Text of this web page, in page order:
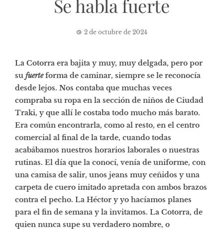
Se habla fuerte
2 de octubre de 2024
La Cotorra era bajita y muy, muy delgada, pero por
su fuerteforma de caminar, siempre se le reconocía
desde lejos. Nos contaba que muchas veces
compraba su ropa en la sección de niños de Ciudad
Traki, y que allí le costaba todo mucho más barato.
Era común encontrarla, como al resto, en el centro
comercial al final de la tarde, cuando todas
acabábamos nuestros horarios laborales o nuestras
rutinas. El día que la conocí, venía de uniforme, con
una camisa de salir, unos jeans muy ceñidos y una
carpeta de cuero imitado apretada con ambos brazos
contra el pecho. La Héctor y yo hacíamos planes
para el fin de semana y la invitamos. La Cotorra, de
quien nunca supe su verdadero nombre, o